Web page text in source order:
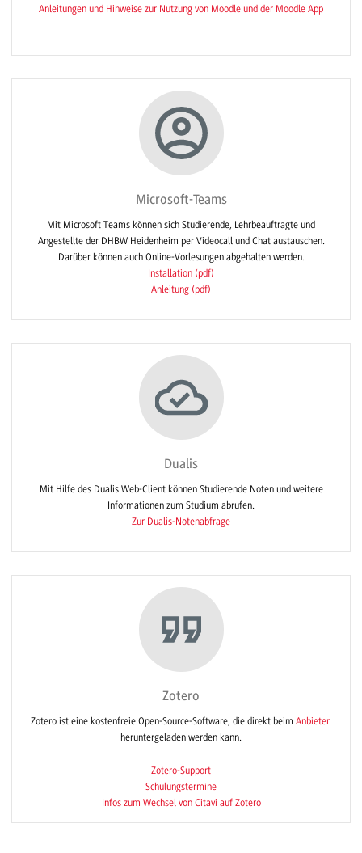
Anleitungen und Hinweise zur Nutzung von Moodle und der Moodle App
Microsoft-Teams
Mit Microsoft Teams können sich Studierende, Lehrbeauftragte und
Angestellte der DHBW Heidenheim per Videocall und Chat austauschen.
Darüber können auch Online-Vorlesungen abgehalten werden.
Installation (pdf)
Anleitung (pdf)
Dualis
Mit Hilfe des Dualis Web-Client können Studierende Noten und weitere
Informationen zum Studium abrufen.
Zur Dualis-Notenabfrage
Zotero
Zotero ist eine kostenfreie Open-Source-Software, die direkt beim Anbieter
heruntergeladen werden kann.
Zotero-Support
Schulungstermine
Infos zum Wechsel von Citavi auf Zotero